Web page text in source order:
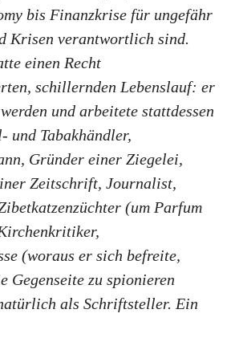
bis Finanzkrise für ungefähr
Krisen verantwortlich sind.
einen Recht
schillernden Lebenslauf: er
und arbeitete stattdessen
und Tabakhändler,
Gründer einer Ziegelei,
Zeitschrift, Journalist,
(um Parfum
(woraus er sich befreite,
Gegenseite zu spionieren
als Schriftsteller. Ein